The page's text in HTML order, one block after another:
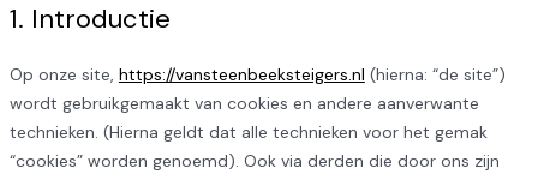
1. Introductie
Op onze site, https://vansteenbeeksteigers.nl (hierna: “de site”)
wordt gebruikgemaakt van cookies en andere aanverwante
technieken. (Hierna geldt dat alle technieken voor het gemak
“cookies” worden genoemd). Ook via derden die door ons zijn